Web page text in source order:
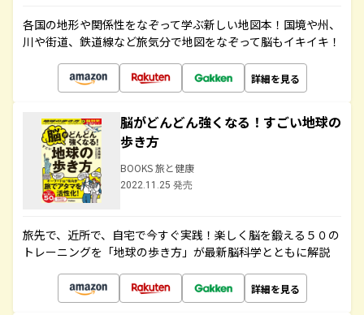
各国の地形や関係性をなぞって学ぶ新しい地図本！国境や州、
川や街道、鉄道線など旅気分で地図をなぞって脳もイキイキ！
詳細を見る
脳がどんどん強くなる！すごい地球の
歩き方
BOOKS 旅と健康
2022.11.25 発売
旅先で、近所で、自宅で今すぐ実践！楽しく脳を鍛える５０の
トレーニングを「地球の歩き方」が最新脳科学とともに解説
詳細を見る